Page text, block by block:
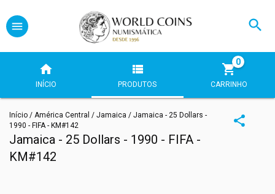
INÍCIO PRODUTOS CARRINHO
0
Início / América Central / Jamaica / Jamaica - 25 Dollars -
1990 - FIFA - KM#142
Jamaica - 25 Dollars - 1990 - FIFA -
KM#142